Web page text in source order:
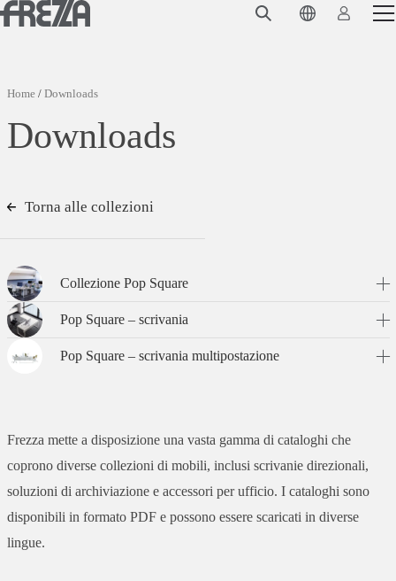
Skip to main content
Collezioni
Magazine
Downloads
Contatti
Home/ Downloads
Downloads
Torna alle collezioni
Collezione Pop Square
Pop Square – scrivania
Pop Square – scrivania multipostazione
Frezza mette a disposizione una vasta gamma di cataloghi che
coprono diverse collezioni di mobili, inclusi scrivanie direzionali,
soluzioni di archiviazione e accessori per ufficio. I cataloghi sono
disponibili in formato PDF e possono essere scaricati in diverse
lingue.